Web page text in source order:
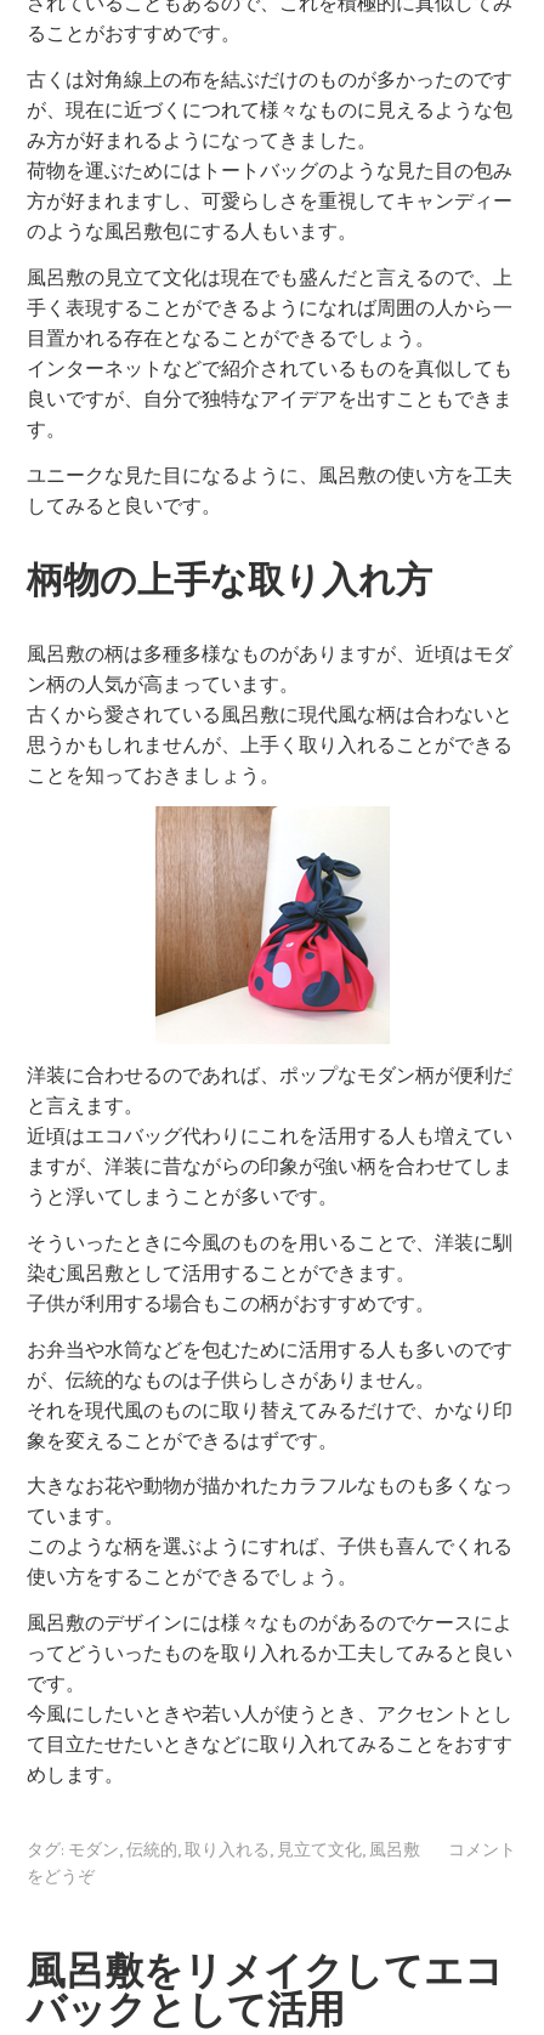
ることがおすすめです。
古くは対角線上の布を結ぶだけのものが多かったのです
が、現在に近づくにつれて様々なものに見えるような包
み方が好まれるようになってきました。
荷物を運ぶためにはトートバッグのような見た目の包み
方が好まれますし、可愛らしさを重視してキャンディー
のような風呂敷包にする人もいます。
風呂敷の見立て文化は現在でも盛んだと言えるので、上
手く表現することができるようになれば周囲の人から一
目置かれる存在となることができるでしょう。
インターネットなどで紹介されているものを真似しても
良いですが、自分で独特なアイデアを出すこともできま
す。
ユニークな見た目になるように、風呂敷の使い方を工夫
してみると良いです。
柄物の上手な取り入れ方
風呂敷の柄は多種多様なものがありますが、近頃はモダ
ン柄の人気が高まっています。
古くから愛されている風呂敷に現代風な柄は合わないと
思うかもしれませんが、上手く取り入れることができる
ことを知っておきましょう。
洋装に合わせるのであれば、ポップなモダン柄が便利だ
と言えます。
近頃はエコバッグ代わりにこれを活用する人も増えてい
ますが、洋装に昔ながらの印象が強い柄を合わせてしま
うと浮いてしまうことが多いです。
そういったときに今風のものを用いることで、洋装に馴
染む風呂敷として活用することができます。
子供が利用する場合もこの柄がおすすめです。
お弁当や水筒などを包むために活用する人も多いのです
が、伝統的なものは子供らしさがありません。
それを現代風のものに取り替えてみるだけで、かなり印
象を変えることができるはずです。
大きなお花や動物が描かれたカラフルなものも多くなっ
ています。
このような柄を選ぶようにすれば、子供も喜んでくれる
使い方をすることができるでしょう。
風呂敷のデザインには様々なものがあるのでケースによ
ってどういったものを取り入れるか工夫してみると良い
です。
今風にしたいときや若い人が使うとき、アクセントとし
て目立たせたいときなどに取り入れてみることをおすす
めします。
タグ: モダン,伝統的,取り入れる, 見立て文化, 風呂敷
コメント
をどうぞ
風呂敷をリメイクしてエコ
バックとして活用